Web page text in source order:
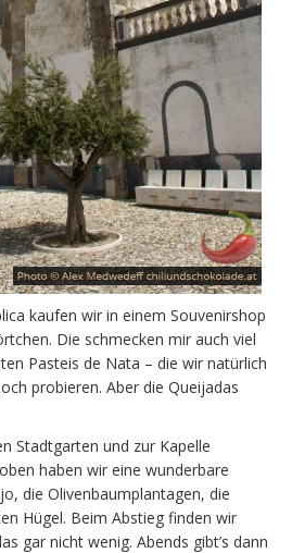
kaufen wir in einem Souvenirshop
Die schmecken mir auch viel
Pasteis de Nata – die wir natürlich
probieren. Aber die Queijadas
Stadtgarten und zur Kapelle
haben wir eine wunderbare
die Olivenbaumplantagen, die
Hügel. Beim Abstieg finden wir
gar nicht wenig. Abends gibt’s dann